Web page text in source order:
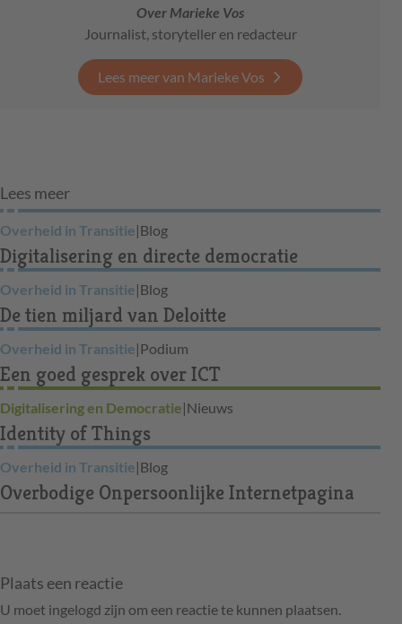
Over Marieke Vos
Journalist, storyteller en redacteur
Lees meer van Marieke Vos
Lees meer
Overheid in Transitie|Blog
Digitalisering en directe democratie
Overheid in Transitie|Blog
De tien miljard van Deloitte
Overheid in Transitie|Podium
Een goed gesprek over ICT
Digitalisering en Democratie|Nieuws
Identity of Things
Overheid in Transitie|Blog
Overbodige Onpersoonlijke Internetpagina
Plaats een reactie
U moet ingelogd zijn om een reactie te kunnen plaatsen.